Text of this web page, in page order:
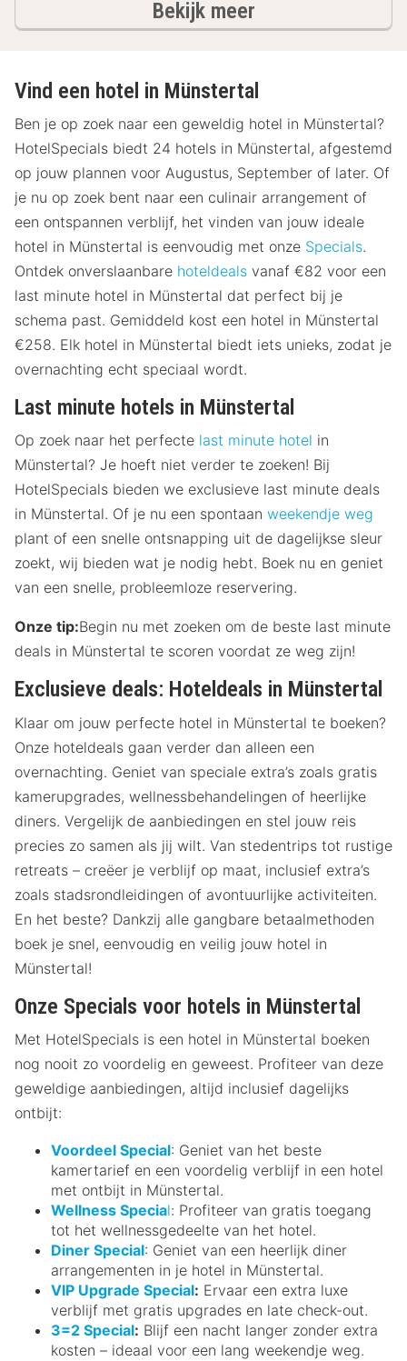
Bekijk meerhotels
Vind een hotel in Münstertal
Ben je op zoek naar een geweldig hotel in Münstertal?
HotelSpecials biedt 24 hotels in Münstertal, afgestemd
op jouw plannen voor Augustus, September of later. Of
je nu op zoek bent naar een culinair arrangement of
een ontspannen verblijf, het vinden van jouw ideale
hotel in Münstertal is eenvoudig met onze Specials.
Ontdek onverslaanbare hoteldeals vanaf €82 voor een
last minute hotel in Münstertal dat perfect bij je
schema past. Gemiddeld kost een hotel in Münstertal
€258. Elk hotel in Münstertal biedt iets unieks, zodat je
overnachting echt speciaal wordt.
Last minute hotels in Münstertal
Op zoek naar het perfecte last minute hotel in
Münstertal? Je hoeft niet verder te zoeken! Bij
HotelSpecials bieden we exclusieve last minute deals
in Münstertal. Of je nu een spontaan weekendje weg
plant of een snelle ontsnapping uit de dagelijkse sleur
zoekt, wij bieden wat je nodig hebt. Boek nu en geniet
van een snelle, probleemloze reservering.
Onze tip:Begin nu met zoeken om de beste last minute
deals in Münstertal te scoren voordat ze weg zijn!
Exclusieve deals: Hoteldeals in Münstertal
Klaar om jouw perfecte hotel in Münstertal te boeken?
Onze hoteldeals gaan verder dan alleen een
overnachting. Geniet van speciale extra’s zoals gratis
kamerupgrades, wellnessbehandelingen of heerlijke
diners. Vergelijk de aanbiedingen en stel jouw reis
precies zo samen als jij wilt. Van stedentrips tot rustige
retreats – creëer je verblijf op maat, inclusief extra’s
zoals stadsrondleidingen of avontuurlijke activiteiten.
En het beste? Dankzij alle gangbare betaalmethoden
boek je snel, eenvoudig en veilig jouw hotel in
Münstertal!
Onze Specials voor hotels in Münstertal
Met HotelSpecials is een hotel in Münstertal boeken
nog nooit zo voordelig en geweest. Profiteer van deze
geweldige aanbiedingen, altijd inclusief dagelijks
ontbijt:
Voordeel Special: Geniet van het beste
kamertarief en een voordelig verblijf in een hotel
met ontbijt in Münstertal.
Wellness Special: Profiteer van gratis toegang
tot het wellnessgedeelte van het hotel.
Diner Special: Geniet van een heerlijk diner
arrangementen in je hotel in Münstertal.
VIP Upgrade Special: Ervaar een extra luxe
verblijf met gratis upgrades en late check-out.
3=2 Special: Blijf een nacht langer zonder extra
kosten – ideaal voor een lang weekendje weg.